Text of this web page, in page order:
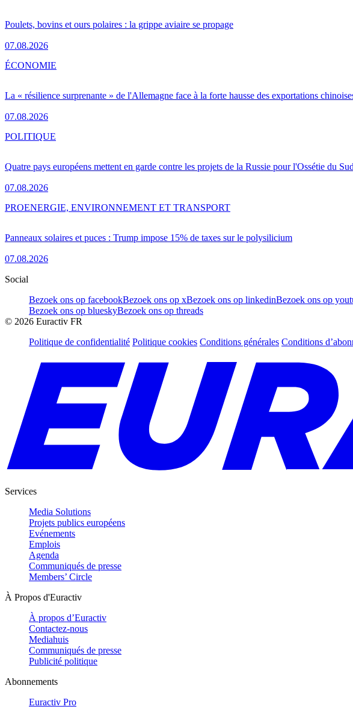
Poulets, bovins et ours polaires : la grippe aviaire se propage
07.08.2026
La « résilience surprenante » de l'Allemagne face à la forte hausse des exportations
07.08.2026
ÉCONOMIE
Quatre pays européens mettent en garde contre les projets de la Russie pour l'Ossétie du Sud
07.08.2026
POLITIQUE
Panneaux solaires et puces : Trump impose 15% de taxes sur le polysilicium
07.08.2026
PROENERGIE, ENVIRONNEMENT ET TRANSPORT
Social
Bezoek ons op facebookBezoek ons op xBezoek ons op linkedinBezoek ons op
Bezoek ons op blueskyBezoek ons op threads
© 2026 Euractiv FR
Politique de confidentialité Politique cookies Conditions générales Conditions
Services
Media Solutions
Projets publics européens
Evénements
Emplois
Agenda
Communiqués de presse
Members’ Circle
À Propos d'Euractiv
À propos d’Euractiv
Contactez-nous
Mediahuis
Communiqués de presse
Publicité politique
Abonnements
Euractiv Pro